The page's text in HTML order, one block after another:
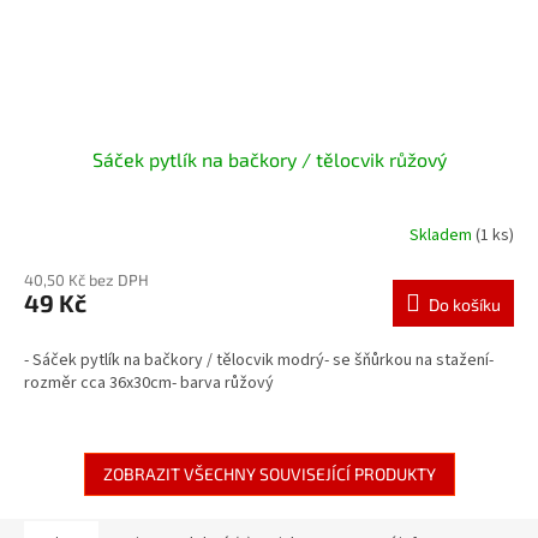
Sáček pytlík na bačkory / tělocvik růžový
Skladem (1 ks)
40,50 Kč bez DPH
49 Kč Do košíku
- Sáček pytlík na bačkory / tělocvik modrý- se šňůrkou na stažení-
rozměr cca 36x30cm- barva růžový
ZOBRAZIT VŠECHNY SOUVISEJÍCÍ PRODUKTY